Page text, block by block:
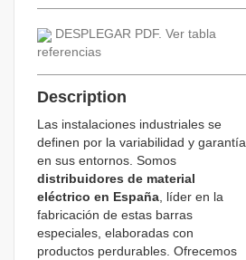
DESPLEGAR PDF. Ver tabla
referencias
Description
Las instalaciones industriales se
definen por la variabilidad y garantía
en sus entornos. Somos
distribuidores de material
eléctrico en España, líder en la
fabricación de estas barras
especiales, elaboradas con
productos perdurables. Ofrecemos